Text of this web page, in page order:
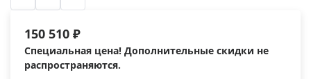
150 510 ₽
Специальная цена! Дополнительные скидки не
распространяются.